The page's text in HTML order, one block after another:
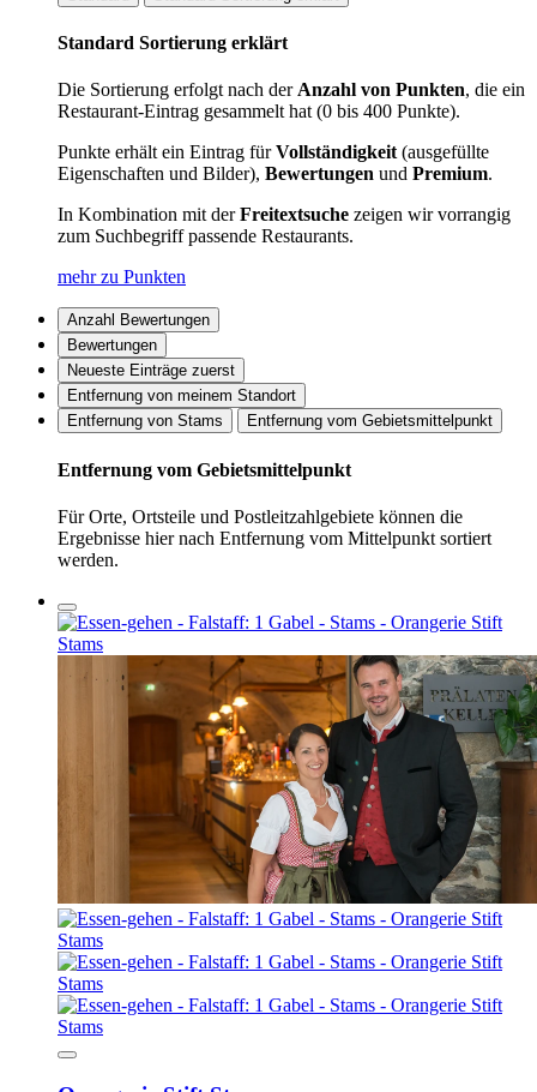
Standard Sortierung erklärt
Die Sortierung erfolgt nach derAnzahl von Punkten, die ein
Restaurant-Eintrag gesammelt hat (0 bis 400 Punkte).
Punkte erhält ein Eintrag fürVollständigkeit(ausgefüllte
Eigenschaften und Bilder), Bewertungen und Premium.
In Kombination mit derFreitextsuche zeigen wir vorrangig
zum Suchbegriff passende Restaurants.
mehr zu Punkten
Anzahl Bewertungen
Bewertungen
Neueste Einträge zuerst
Entfernung von meinem Standort
Entfernung von Stams
Entfernung vom Gebietsmittelpunkt
Entfernung vom Gebietsmittelpunkt
Für Orte, Ortsteile und Postleitzahlgebiete können die
Ergebnisse hier nach Entfernung vom Mittelpunkt sortiert
werden.